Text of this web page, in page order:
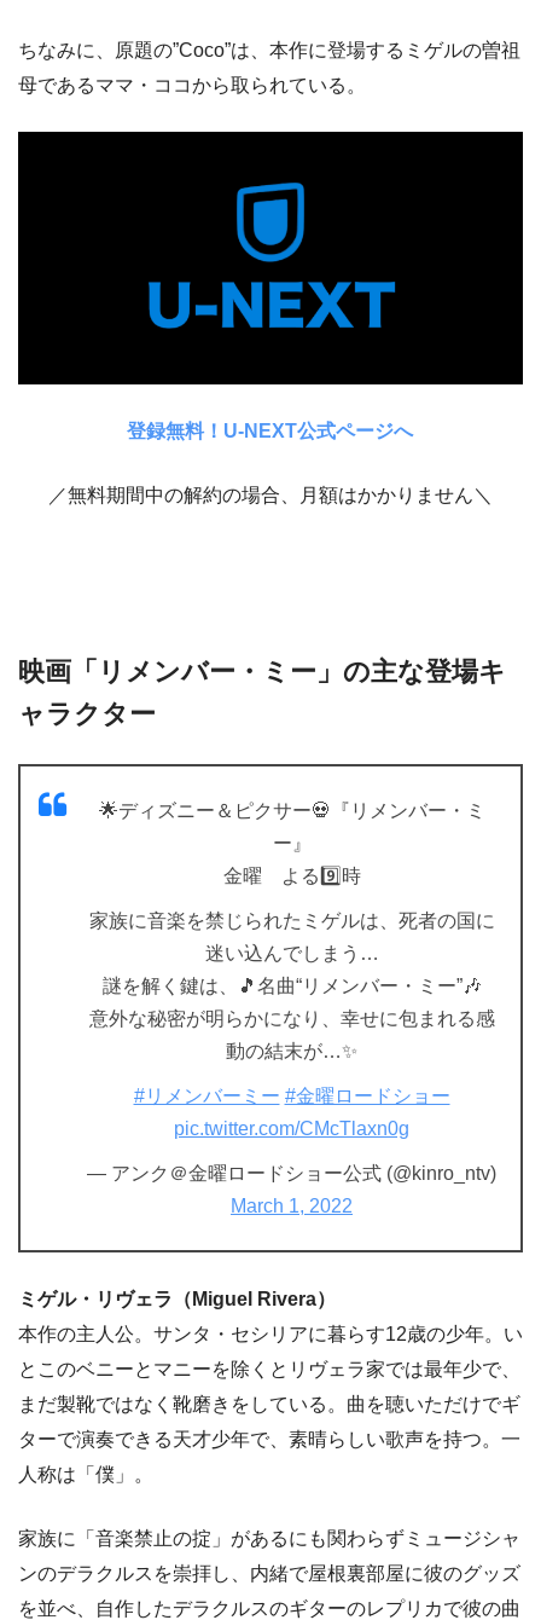
ちなみに、原題の”Coco”は、本作に登場するミゲルの曽祖
母であるママ・ココから取られている。
登録無料！U-NEXT公式ページへ
／無料期間中の解約の場合、月額はかかりません＼
映画「リメンバー・ミー」の主な登場キ
ャラクター
🌟ディズニー＆ピクサー💀『リメンバー・ミ
ー』
金曜 よる9️⃣時
家族に音楽を禁じられたミゲルは、死者の国に
迷い込んでしまう…
謎を解く鍵は、🎵名曲“リメンバー・ミー”🎶
意外な秘密が明らかになり、幸せに包まれる感
動の結末が…✨
#リメンバーミー #金曜ロードショー
pic.twitter.com/CMcTlaxn0g
— アンク＠金曜ロードショー公式 (@kinro_ntv)
March 1, 2022
ミゲル・リヴェラ（Miguel Rivera）
本作の主人公。サンタ・セシリアに暮らす12歳の少年。い
とこのベニーとマニーを除くとリヴェラ家では最年少で、
まだ製靴ではなく靴磨きをしている。曲を聴いただけでギ
ターで演奏できる天才少年で、素晴らしい歌声を持つ。一
人称は「僕」。
家族に「音楽禁止の掟」があるにも関わらずミュージシャ
ンのデラクルスを崇拝し、内緒で屋根裏部屋に彼のグッズ
を並べ、自作したデラクルスのギターのレプリカで彼の曲